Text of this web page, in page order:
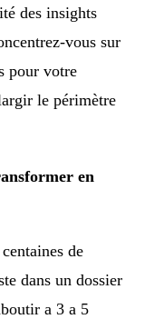
des insights
vous sur
pour votre
le périmètre
en
de
dans un dossier
a 3 a 5